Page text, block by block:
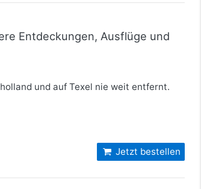
Entdeckungen, Ausflüge und
und auf Texel nie weit entfernt.
Jetzt bestellen